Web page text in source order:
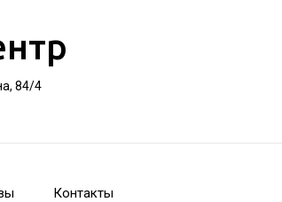
84/4
Контакты